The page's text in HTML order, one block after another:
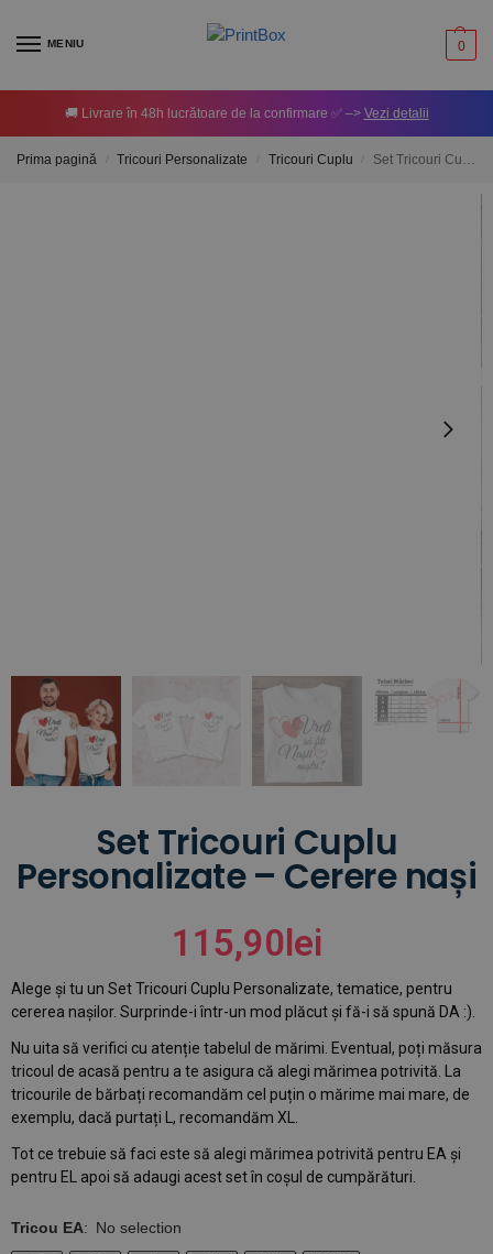
MENIU 0
🚚 Livrare în 48h lucrătoare de la confirmare ✅ –> Vezi detalii
Prima pagină Tricouri Personalizate Tricouri Cuplu Set Tricouri Cuplu Personalizate – Cerere nași
Set Tricouri Cuplu
Personalizate – Cerere nași
115,90lei
Alege și tu un Set Tricouri Cuplu Personalizate, tematice, pentru
cererea nașilor. Surprinde-i într-un mod plăcut și fă-i să spună DA :).
Nu uita să verifici cu atenție tabelul de mărimi. Eventual, poți măsura
tricoul de acasă pentru a te asigura că alegi mărimea potrivită. La
tricourile de bărbați recomandăm cel puțin o mărime mai mare, de
exemplu, dacă purtați L, recomandăm XL.
Tot ce trebuie să faci este să alegi mărimea potrivită pentru EA și
pentru EL apoi să adaugi acest set în coșul de cumpărături.
Tricou EA: No selection